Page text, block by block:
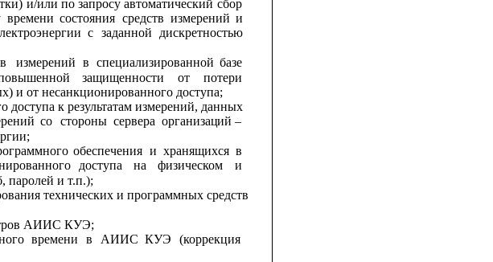
и/или по запросу автоматический сбор
времени состояния средств измерений и
с заданной
дискретностью
измерений в специализированной базе
защищенности от
потери
и от несанкционированного доступа;
доступа к результатам измерений, данных
со стороны сервера организаций –
обеспечения и хранящихся в
доступа на физическом
и
паролей и т.п.);
технических и программных средств
АИИС КУЭ;
времени в АИИС КУЭ
(коррекция